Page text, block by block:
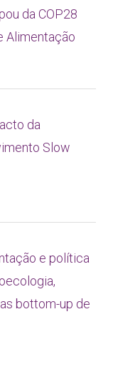
da COP28
Alimentação
da
Slow
e política
bottom-up de